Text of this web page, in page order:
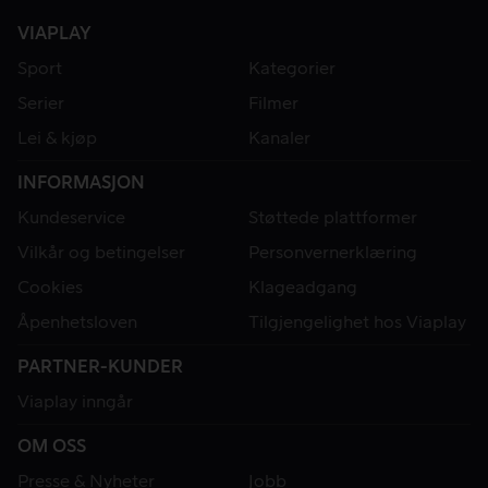
VIAPLAY
Sport
Kategorier
Serier
Filmer
Lei & kjøp
Kanaler
INFORMASJON
Kundeservice
Støttede plattformer
Vilkår og betingelser
Personvernerklæring
Cookies
Klageadgang
Åpenhetsloven
Tilgjengelighet hos Viaplay
PARTNER-KUNDER
Viaplay inngår
OM OSS
Presse & Nyheter
Jobb